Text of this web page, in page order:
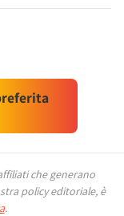
che generano
policy editoriale, è
.